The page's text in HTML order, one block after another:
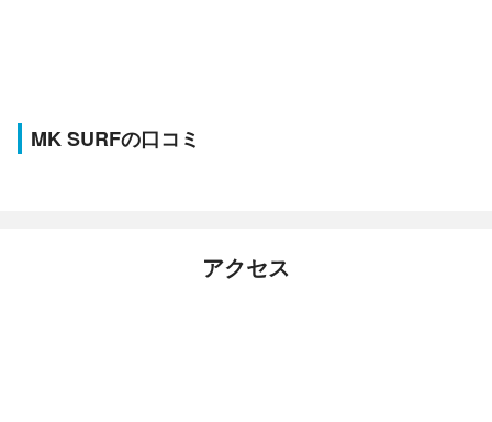
MK SURFの口コミ
アクセス